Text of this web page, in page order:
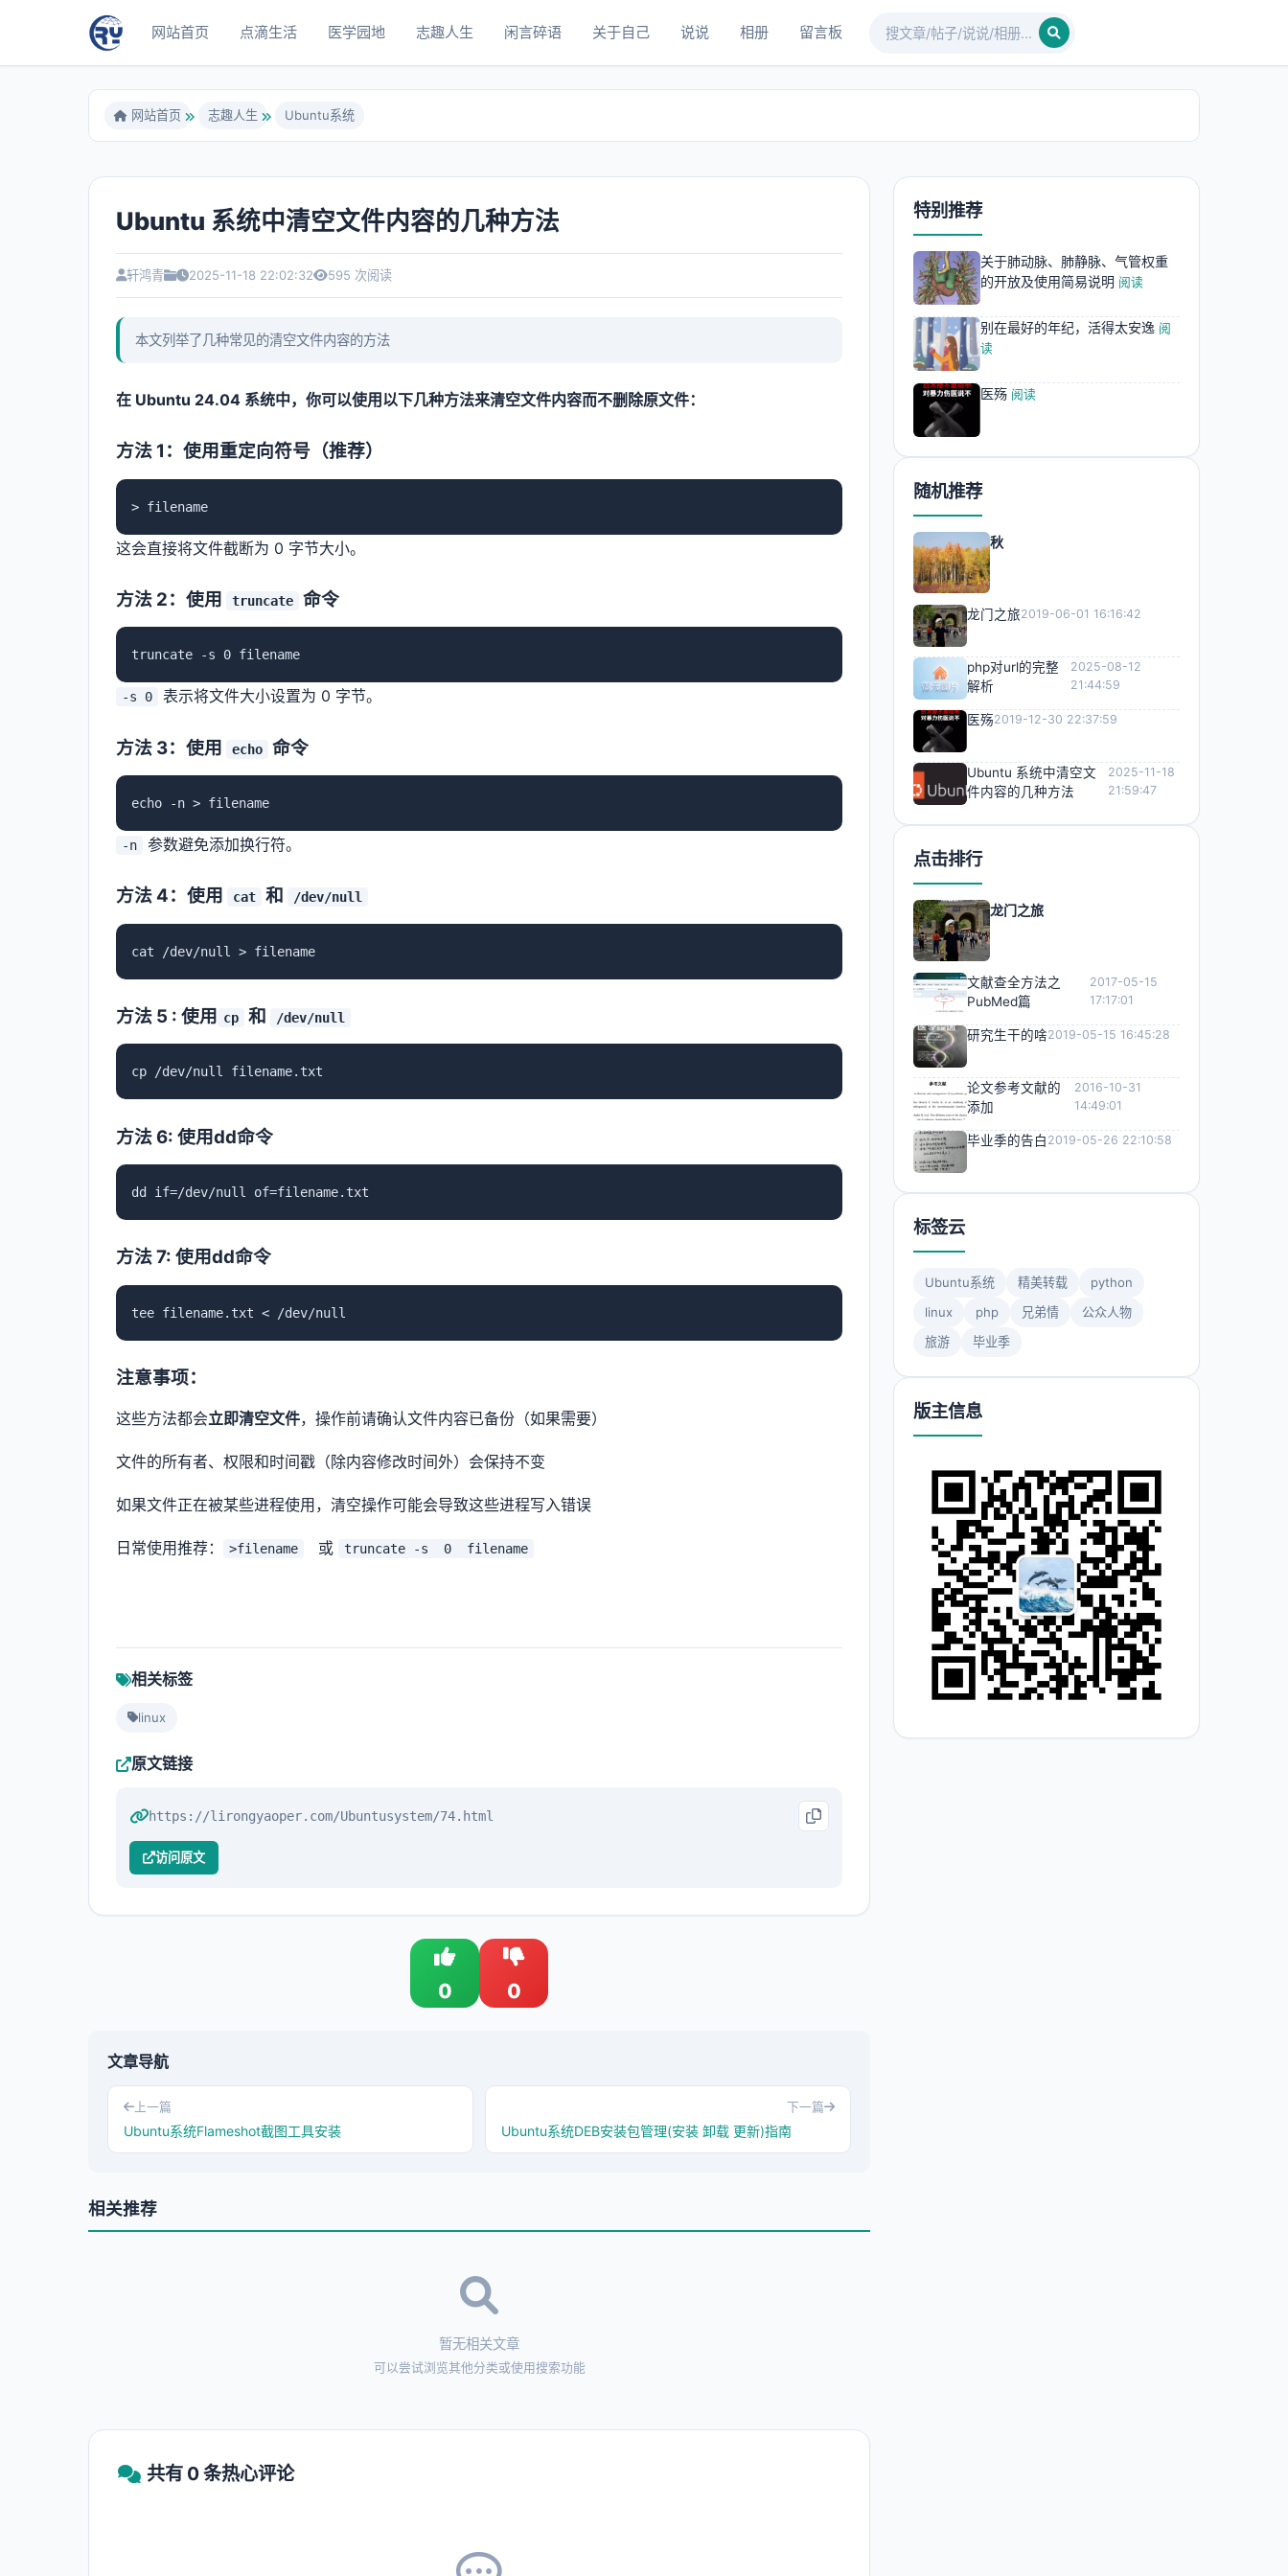
网站首页 点滴生活 医学园地 志趣人生 闲言碎语 关于自己 说说 相册 留言板
网站首页 志趣人生 Ubuntu系统
Ubuntu 系统中清空文件内容的几种方法
轩鸿青 2025-11-18 22:02:32 595 次阅读
本文列举了几种常见的清空文件内容的方法
在 Ubuntu 24.04 系统中，你可以使用以下几种方法来清空文件内容而不删除原文件：
方法 1：使用重定向符号（推荐）
> filename
这会直接将文件截断为 0 字节大小。
方法 2：使用 truncate 命令
truncate -s 0 filename
-s 0 表示将文件大小设置为 0 字节。
方法 3：使用 echo 命令
echo -n > filename
-n 参数避免添加换行符。
方法 4：使用 cat 和 /dev/null
cat /dev/null > filename
方法 5 : 使用 cp 和 /dev/null
cp /dev/null filename.txt
方法 6: 使用dd命令
dd if=/dev/null of=filename.txt
方法 7: 使用dd命令
tee filename.txt < /dev/null
注意事项：
这些方法都会立即清空文件，操作前请确认文件内容已备份（如果需要）
文件的所有者、权限和时间戳（除内容修改时间外）会保持不变
如果文件正在被某些进程使用，清空操作可能会导致这些进程写入错误
日常使用推荐： >filename 或 truncate -s 0 filename
相关标签
linux
原文链接
https://lirongyaoper.com/Ubuntusystem/74.html
访问原文
0 0
文章导航
上一篇
Ubuntu系统Flameshot截图工具安装
下一篇
Ubuntu系统DEB安装包管理(安装 卸载 更新)指南
相关推荐
暂无相关文章
可以尝试浏览其他分类或使用搜索功能
共有 0 条热心评论
特别推荐
关于肺动脉、肺静脉、气管权重
的开放及使用简易说明 阅读
别在最好的年纪，活得太安逸 阅
读
医殇 阅读
随机推荐
秋
龙门之旅2019-06-01 16:16:42
php对url的完整
解析
2025-08-12
21:44:59
医殇2019-12-30 22:37:59
Ubuntu 系统中清空文
件内容的几种方法
2025-11-18
21:59:47
点击排行
龙门之旅
文献查全方法之
PubMed篇
2017-05-15
17:17:01
研究生干的啥2019-05-15 16:45:28
论文参考文献的
添加
2016-10-31
14:49:01
毕业季的告白 2019-05-26 22:10:58
标签云
Ubuntu系统 精美转载
python
linux
php 兄弟情
公众人物
旅游
毕业季
版主信息